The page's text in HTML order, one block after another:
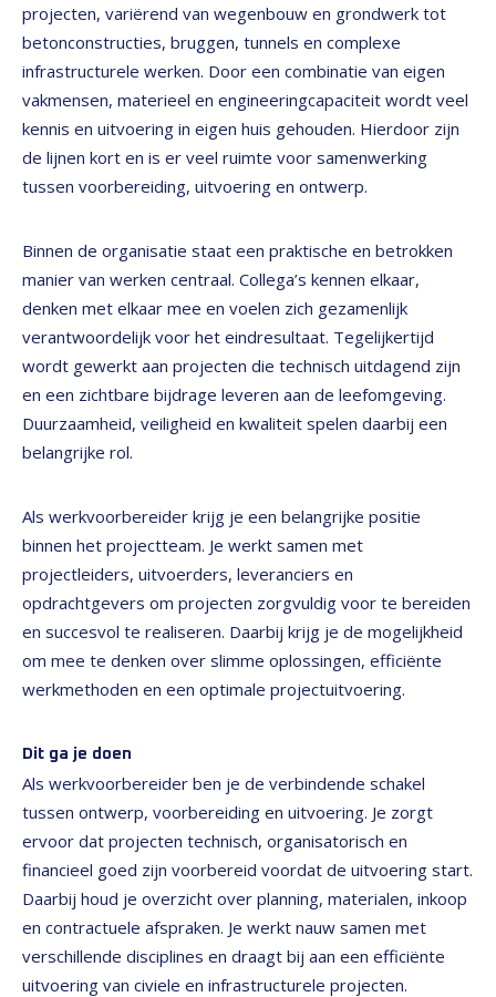
projecten, variërend van wegenbouw en grondwerk tot
betonconstructies, bruggen, tunnels en complexe
infrastructurele werken. Door een combinatie van eigen
vakmensen, materieel en engineeringcapaciteit wordt veel
kennis en uitvoering in eigen huis gehouden. Hierdoor zijn
de lijnen kort en is er veel ruimte voor samenwerking
tussen voorbereiding, uitvoering en ontwerp.
Binnen de organisatie staat een praktische en betrokken
manier van werken centraal. Collega’s kennen elkaar,
denken met elkaar mee en voelen zich gezamenlijk
verantwoordelijk voor het eindresultaat. Tegelijkertijd
wordt gewerkt aan projecten die technisch uitdagend zijn
en een zichtbare bijdrage leveren aan de leefomgeving.
Duurzaamheid, veiligheid en kwaliteit spelen daarbij een
belangrijke rol.
Als werkvoorbereider krijg je een belangrijke positie
binnen het projectteam. Je werkt samen met
projectleiders, uitvoerders, leveranciers en
opdrachtgevers om projecten zorgvuldig voor te bereiden
en succesvol te realiseren. Daarbij krijg je de mogelijkheid
om mee te denken over slimme oplossingen, efficiënte
werkmethoden en een optimale projectuitvoering.
Dit ga je doen
Als werkvoorbereider ben je de verbindende schakel
tussen ontwerp, voorbereiding en uitvoering. Je zorgt
ervoor dat projecten technisch, organisatorisch en
financieel goed zijn voorbereid voordat de uitvoering start.
Daarbij houd je overzicht over planning, materialen, inkoop
en contractuele afspraken. Je werkt nauw samen met
verschillende disciplines en draagt bij aan een efficiënte
uitvoering van civiele en infrastructurele projecten.